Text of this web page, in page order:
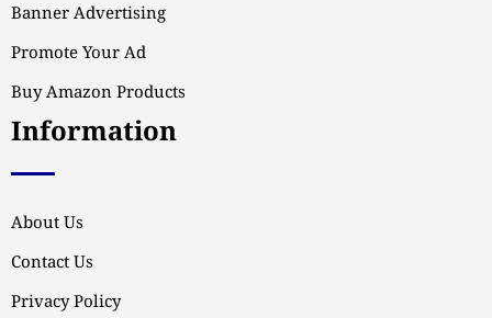
Banner Advertising
Promote Your Ad
Buy Amazon Products
Information
About Us
Contact Us
Privacy Policy